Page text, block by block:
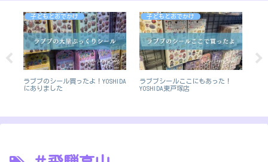
子どもとおでかけ
ラブブのシール買ったよ！YOSHIDA
にありました
子どもとおでかけ
ラブブシールここにもあった！
YOSHIDA東戸塚店